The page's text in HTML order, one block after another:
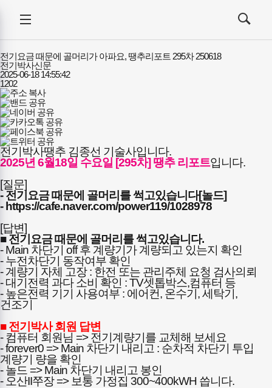
전체메뉴
열기/
검색
열기/
전기요금 때문에 골머리가 아파요, 땡추리포트 295차 250618
전기박사신문
2025-06-18 14:55:42
1202
전기박사땡추 김종선 기술사입니다.
2025년 6월18일 수요일 [295차] 땡추 리포트입니다.
[질문]
- 전기요금 때문에 골머리를 썩고있습니다[놀드]
-https://cafe.naver.com/power119/1028978
[답변]
■ 전기요금 때문에 골머리를 썩고있습니다.
- Main 차단기 off 후 계량기가 계량되고 있는지 확인
- 누전차단기 동작여부 확인
- 계량기 자체 고장 : 한전 또는 관리주체 요청 검사의뢰
- 대기전력 과다 소비 확인 : TV셋톱박스,컴퓨터 등
- 높은전력 기기 사용여부 : 에어컨, 온수기, 세탁기,
건조기
■ 전기박사 회원 답변
- 컴퓨터 회원님 => 전기계량기를 교체해 보세요
- forever0 => Main 차단기 내리고 : 순차적 차단기 투입
계량기 량을 확인
- 놀드 => Main 차단기 내리고 봉인
- 오산II쭈장 => 보통 가정집 300~400kWH 씁니다.